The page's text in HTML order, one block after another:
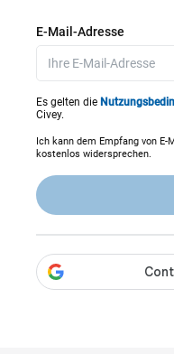
t
a
n
n
t
e
E-Mail-Adresse
Es gelten die
Civey.
Ich kann dem Empfang von E-
kostenlos widersprechen.